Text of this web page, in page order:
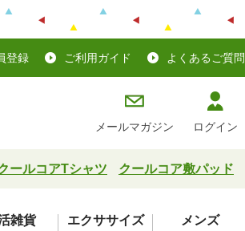
登録 ご利用ガイド よくあるご質問
メールマガジン ログイン
ールコアTシャツ クールコア敷パッド
雑貨
エクササイズ
メンズ